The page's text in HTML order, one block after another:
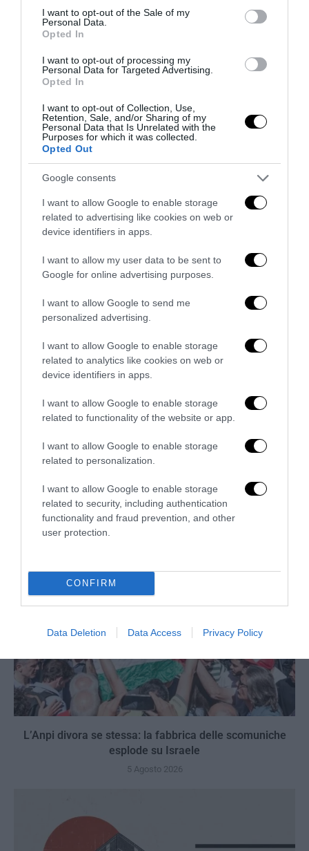
consent section.
I want to opt-out of the Sale of my
Personal Data.
Opted In
I want to opt-out of processing my
Personal Data for Targeted Advertising.
Opted In
I want to opt-out of Collection, Use,
Retention, Sale, and/or Sharing of my
Personal Data that Is Unrelated with the
Purposes for which it was collected.
Opted Out
Google consents
I want to allow Google to enable storage
related to advertising like cookies on web or
device identifiers in apps.
I want to allow my user data to be sent to
Google for online advertising purposes.
I want to allow Google to send me
personalized advertising.
I want to allow Google to enable storage
related to analytics like cookies on web or
device identifiers in apps.
I want to allow Google to enable storage
related to functionality of the website or app.
I want to allow Google to enable storage
related to personalization.
I want to allow Google to enable storage
related to security, including authentication
functionality and fraud prevention, and other
user protection.
CONFIRM
Data Deletion Data Access Privacy Policy
La Camera boccia il patentino antifascista per parlare a
Montecitorio: palo clamoroso del Pd
ricordo di Enzo...
5 Agosto 2026
L’Anpi divora se stessa: la fabbrica delle scomuniche
esplode su Israele
5 Agosto 2026